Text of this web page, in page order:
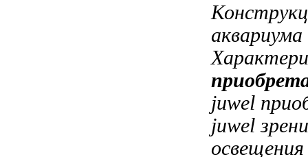
аквариума
juwel
juwel
освещения